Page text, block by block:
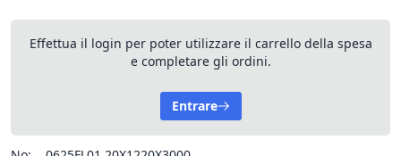
Effettua il login per poter utilizzare il carrello della spesa
e completare gli ordini.
Entrare